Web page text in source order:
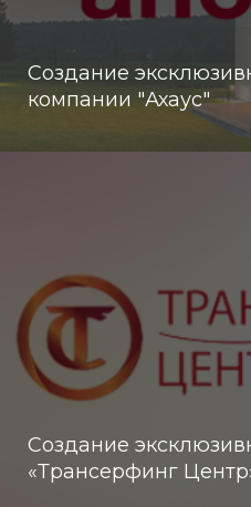
Создание
компании "Ахаус"
Создание
«Трансерфинг